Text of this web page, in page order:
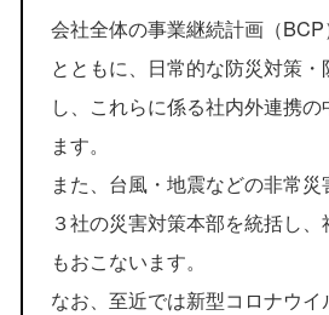
会社全体の事業継続計画（
とともに、日常的な防災対策・
し、これらに係る社内外連携
ます。
また、台風・地震などの非常
３社の災害対策本部を統括し
もおこないます。
なお、至近では新型コロナウ